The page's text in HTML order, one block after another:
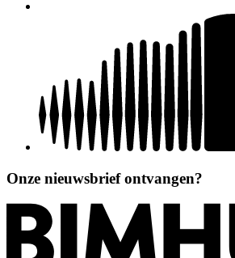
Onze nieuwsbrief ontvangen?